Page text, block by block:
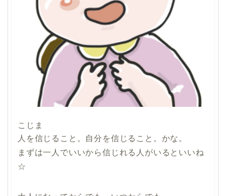
こじま
人を信じること。自分を信じること 。かな。
まずは一人でいいから信じれる人がいるといいね
☆